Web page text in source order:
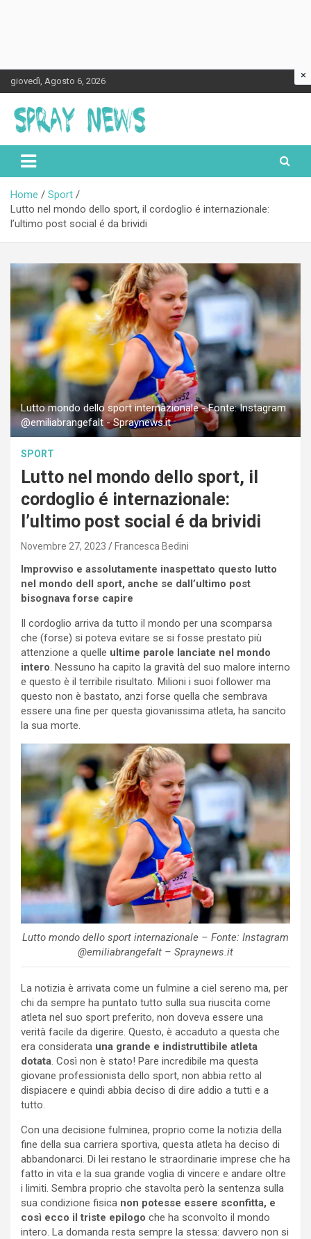
Skip
to
content
giovedì, Agosto 6, 2026
Spraynews.it
Home
Sport
Lutto nel mondo dello sport, il cordoglio é internazionale:
l’ultimo post social é da brividi
Lutto mondo dello sport internazionale - Fonte: Instagram
@emiliabrangefalt - Spraynews.it
SPORT
Lutto nel mondo dello sport, il
cordoglio é internazionale:
l’ultimo post social é da brividi
Novembre 27, 2023 Francesca Bedini
Improvviso e assolutamente inaspettato questo lutto
nel mondo dell sport, anche se dall’ultimo post
bisognava forse capire
Il cordoglio arriva da tutto il mondo per una scomparsa
che (forse) si poteva evitare se si fosse prestato più
attenzione a quelle ultime parole lanciate nel mondo
intero. Nessuno ha capito la gravità del suo malore interno
e questo è il terribile risultato. Milioni i suoi follower ma
questo non è bastato, anzi forse quella che sembrava
essere una fine per questa giovanissima atleta, ha sancito
la sua morte.
Lutto mondo dello sport internazionale – Fonte: Instagram
@emiliabrangefalt – Spraynews.it
La notizia è arrivata come un fulmine a ciel sereno ma, per
chi da sempre ha puntato tutto sulla sua riuscita come
atleta nel suo sport preferito, non doveva essere una
verità facile da digerire. Questo, è accaduto a questa che
era considerata una grande e indistruttibile atleta
dotata. Così non è stato! Pare incredibile ma questa
giovane professionista dello sport, non abbia retto al
dispiacere e quindi abbia deciso di dire addio a tutti e a
tutto.
Con una decisione fulminea, proprio come la notizia della
fine della sua carriera sportiva, questa atleta ha deciso di
abbandonarci. Di lei restano le straordinarie imprese che ha
fatto in vita e la sua grande voglia di vincere e andare oltre
i limiti. Sembra proprio che stavolta però la sentenza sulla
sua condizione fisica non potesse essere sconfitta, e
così ecco il triste epilogo che ha sconvolto il mondo
intero. La domanda resta sempre la stessa: davvero non si
×